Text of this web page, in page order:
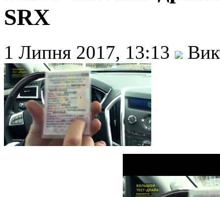
SRX
1 Липня 2017, 13:13